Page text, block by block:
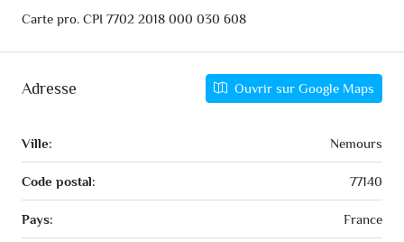
Carte pro. CPI 7702 2018 000 030 608
Adresse Ouvrir sur Google Maps
Ville: Nemours
Code postal: 77140
Pays: France